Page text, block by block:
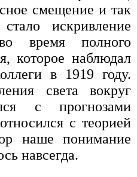
смещение и так
искривление
время полного
которое наблюдал
в 1919 году.
света вокруг
с прогнозами
с теорией
наше понимание
навсегда.